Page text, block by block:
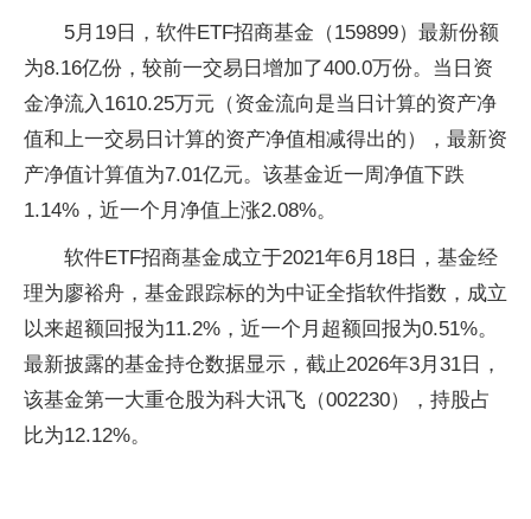
5月19日，软件ETF招商基金（159899）最新份额
为8.16亿份，较前一交易日增加了400.0万份。当日资
金净流入1610.25万元（资金流向是当日计算的资产净
值和上一交易日计算的资产净值相减得出的），最新资
产净值计算值为7.01亿元。该基金近一周净值下跌
1.14%，近一个月净值上涨2.08%。
软件ETF招商基金成立于2021年6月18日，基金经
理为廖裕舟，基金跟踪标的为中证全指软件指数，成立
以来超额回报为11.2%，近一个月超额回报为0.51%。
最新披露的基金持仓数据显示，截止2026年3月31日，
该基金第一大重仓股为科大讯飞（002230），持股占
比为12.12%。